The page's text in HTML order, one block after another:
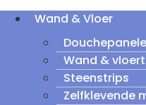
Wand & Vloer
Wand &
Steenstrips
Zelfklevende